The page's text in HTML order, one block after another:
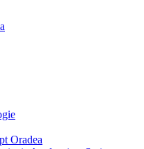
Oradea